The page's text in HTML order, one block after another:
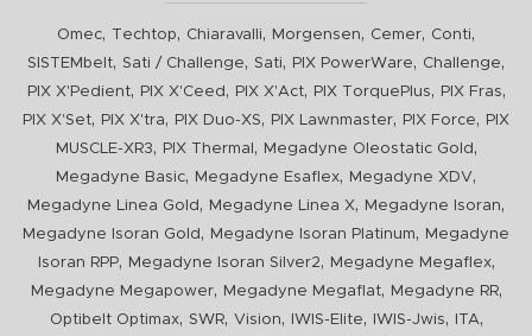
Omec, Techtop, Chiaravalli, Morgensen, Cemer, Conti,
SISTEMbelt, Sati / Challenge, Sati, PIX PowerWare, Challenge,
PIX X'Pedient, PIX X'Ceed , PIX X'Act, PIX TorquePlus, PIX Fras,
PIX X'Set, PIX X'tra, PIX Duo-XS, PIX Lawnmaster, PIX Force,
PIX
MUSCLE-XR3, PIX Thermal , Megadyne Oleostatic Gold ,
Megadyne Basic, Megadyne Esaflex, Megadyne XDV,
Megadyne Linea Gold , Megadyne Linea X, Megadyne Isoran,
Megadyne Isoran Gold , Megadyne Isoran Platinum,
Megadyne
Isoran RPP, Megadyne Isoran Silver2, Megadyne Megaflex,
Megadyne Megapower, Megadyne Megaflat, Megadyne RR,
Optibelt Optimax, SWR, Vision, IWIS-Elite, IWIS-Jwis, ITA,